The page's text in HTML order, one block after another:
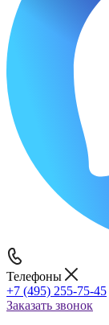
Телефоны
+7 (495) 255-75-45
Заказать звонок